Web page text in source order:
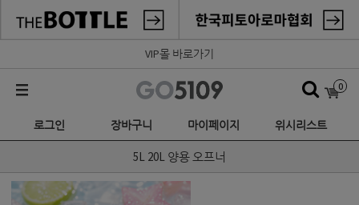
VIP몰 바로가기
0
로그인 장바구니 마이페이지 위시리스트
5L 20L 양용 오프너